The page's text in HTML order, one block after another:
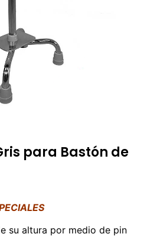
para Bastón de
su altura por medio de pin